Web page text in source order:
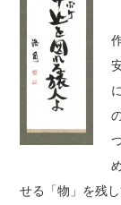
せる「物」を残